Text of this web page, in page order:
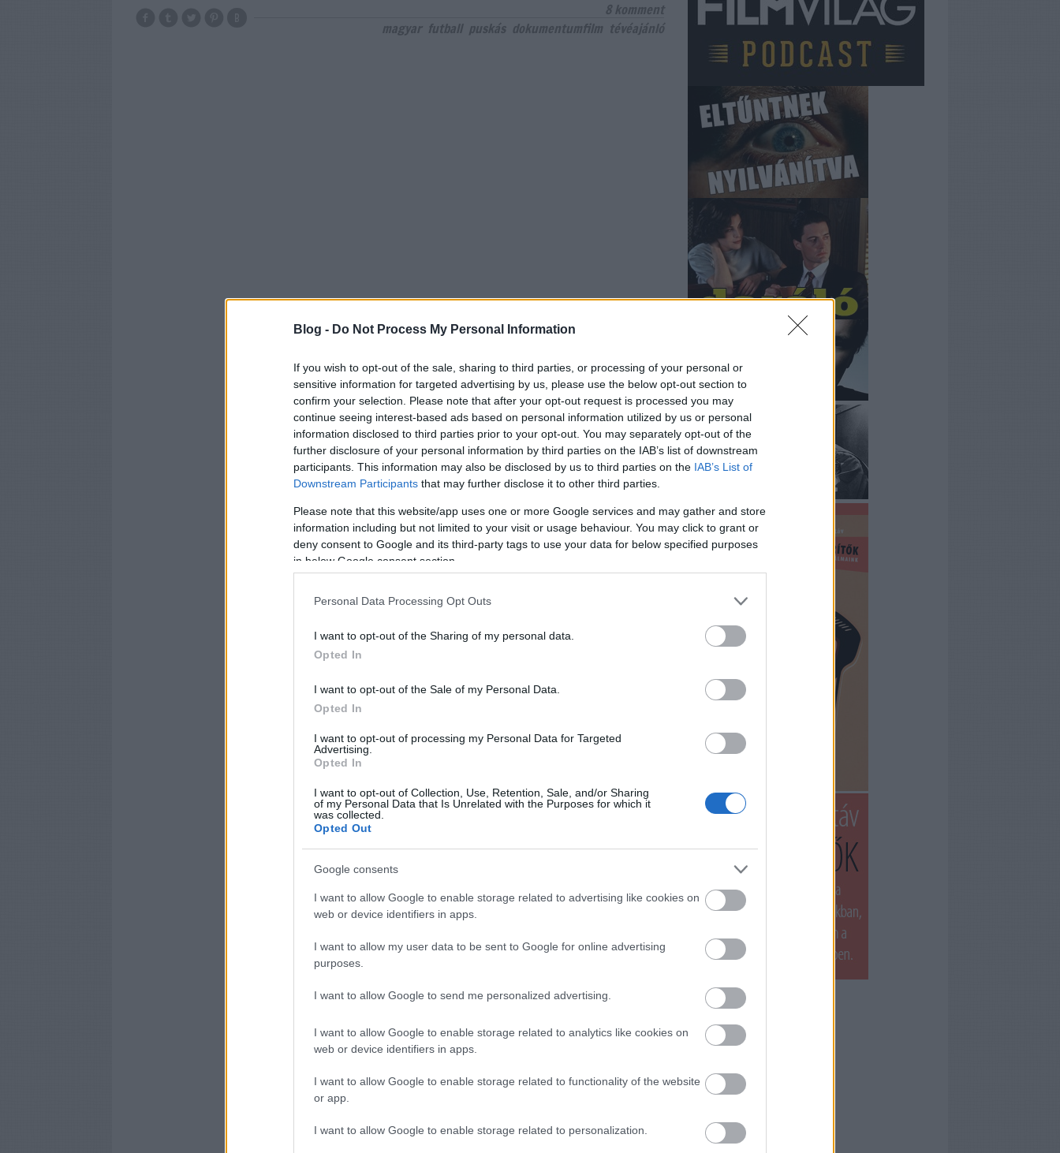
Blog - Do Not Process My Personal Information
If you wish to opt-out of the sale, sharing to third parties, or processing of your personal or
sensitive information for targeted advertising by us, please use the below opt-out section to
confirm your selection. Please note that after your opt-out request is processed you may
continue seeing interest-based ads based on personal information utilized by us or personal
information disclosed to third parties prior to your opt-out. You may separately opt-out of the
further disclosure of your personal information by third parties on the IAB’s list of downstream
participants. This information may also be disclosed by us to third parties on the IAB’s List of
Downstream Participants that may further disclose it to other third parties.
Please note that this website/app uses one or more Google services and may gather and store
information including but not limited to your visit or usage behaviour. You may click to grant or
deny consent to Google and its third-party tags to use your data for below specified purposes
in below Google consent section.
Personal Data Processing Opt Outs
I want to opt-out of the Sharing of my personal data.
Opted In
I want to opt-out of the Sale of my Personal Data.
Opted In
I want to opt-out of processing my Personal Data for Targeted
Advertising.
Opted In
I want to opt-out of Collection, Use, Retention, Sale, and/or Sharing
of my Personal Data that Is Unrelated with the Purposes for which it
was collected.
Opted Out
Google consents
I want to allow Google to enable storage related to advertising like cookies on
web or device identifiers in apps.
I want to allow my user data to be sent to Google for online advertising
purposes.
I want to allow Google to send me personalized advertising.
I want to allow Google to enable storage related to analytics like cookies on
web or device identifiers in apps.
I want to allow Google to enable storage related to functionality of the website
or app.
I want to allow Google to enable storage related to personalization.
8komment
magyar futball puskás dokumentumfilm tévéajánló
EZT LÁTTUK LEGUTÓBB
Tweets by filmnaplo